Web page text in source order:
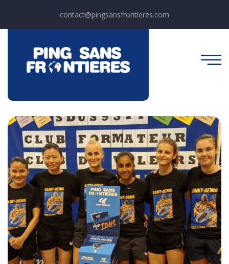
contact@pingsansfrontieres.com